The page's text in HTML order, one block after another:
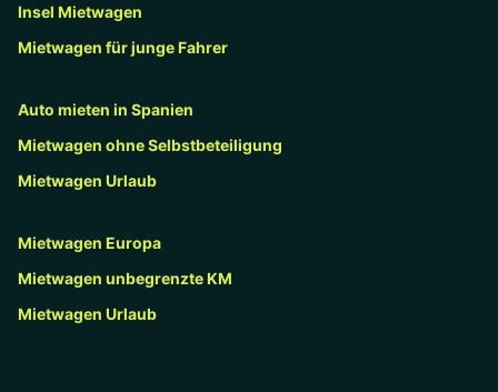
Insel Mietwagen
Mietwagen für junge Fahrer
Auto mieten in Spanien
Mietwagen ohne Selbstbeteiligung
Mietwagen Urlaub
Mietwagen Europa
Mietwagen unbegrenzte KM
Mietwagen Urlaub